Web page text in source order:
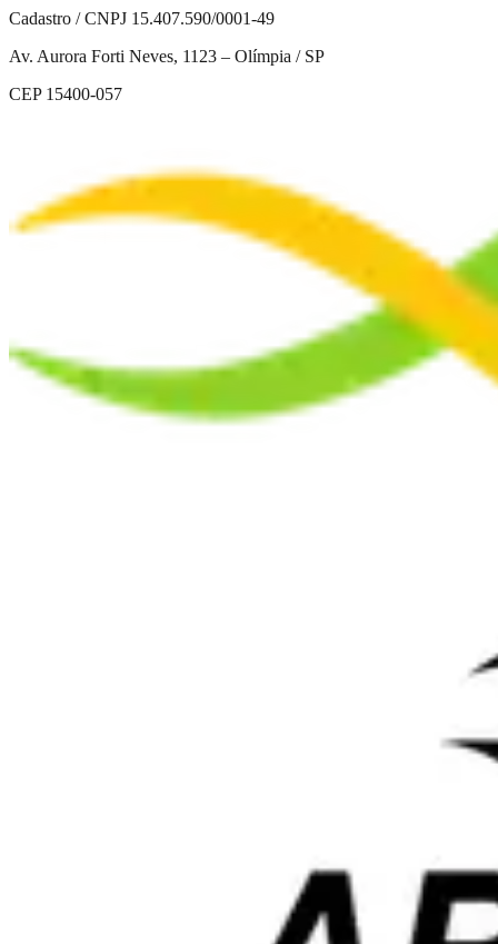
Cadastro / CNPJ 15.407.590/0001-49
Av. Aurora Forti Neves, 1123 – Olímpia / SP
CEP 15400-057